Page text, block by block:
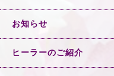
お知らせ
ヒーラーのご紹介